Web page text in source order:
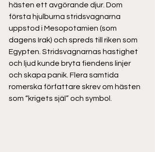
hästen ett avgörande djur. Dom
första hjulburna stridsvagnarna
uppstod i Mesopotamien (som
dagens Irak) och spreds till riken som
Egypten. Stridsvagnarnas hastighet
och ljud kunde bryta fiendens linjer
och skapa panik. Flera samtida
romerska författare skrev om hästen
som “krigets själ” och symbol.